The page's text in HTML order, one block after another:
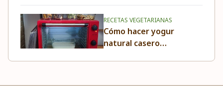
y saludable
RECETAS VEGETARIANAS
Cómo hacer yogur
natural casero